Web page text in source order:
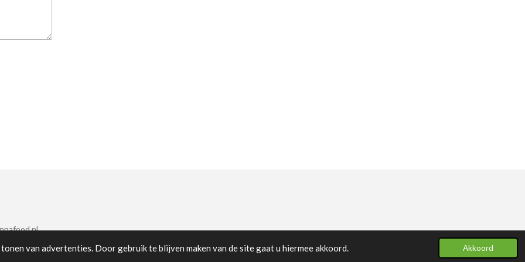
van advertenties. Door gebruik te blijven maken van de site gaat u hiermee akkoord. Akkoord